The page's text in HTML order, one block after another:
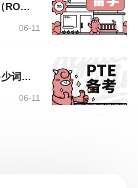
PTE Reading Out Loud（RO）评分标准详解
06-11
达到PTE 65分需要掌握多少词汇量
06-11